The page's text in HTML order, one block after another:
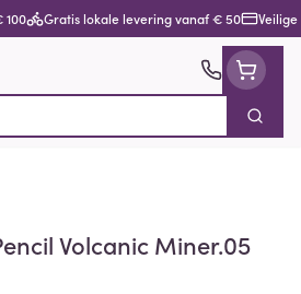
100 Gratis lokale levering vanaf € 50
Zoek
Volcanic Miner.05